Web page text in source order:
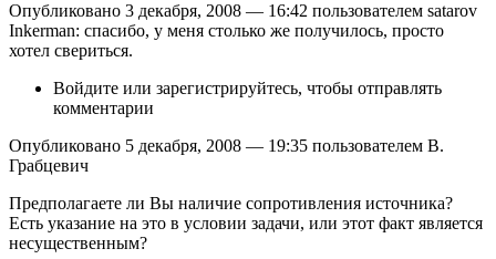
Опубликовано 3 декабря, 2008 — 16:42 пользователем satarov
Inkerman: спасибо, у меня столько же получилось, просто
хотел свериться.
Войдите или зарегистрируйтесь, чтобы отправлять
комментарии
Опубликовано 5 декабря, 2008 — 19:35 пользователем В.
Грабцевич
Предполагаете ли Вы наличие сопротивления иcточника?
Есть указание на это в условии задачи, или этот факт является
несущественным?